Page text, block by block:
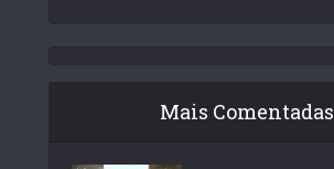
Mais Comentadas